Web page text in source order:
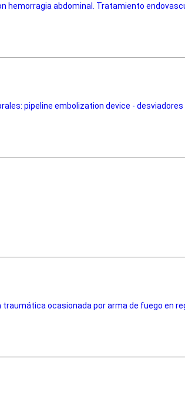
hemorragia abdominal. Tratamiento
pipeline embolization device - desviadores
ocasionada por arma de fuego en